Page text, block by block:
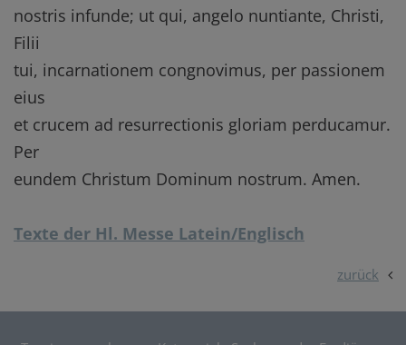
nostris infunde; ut qui, angelo nuntiante, Christi,
Filii
tui, incarnationem congnovimus, per passionem
eius
et crucem ad resurrectionis gloriam perducamur.
Per
eundem Christum Dominum nostrum. Amen.
Texte der Hl. Messe Latein/Englisch
zurück